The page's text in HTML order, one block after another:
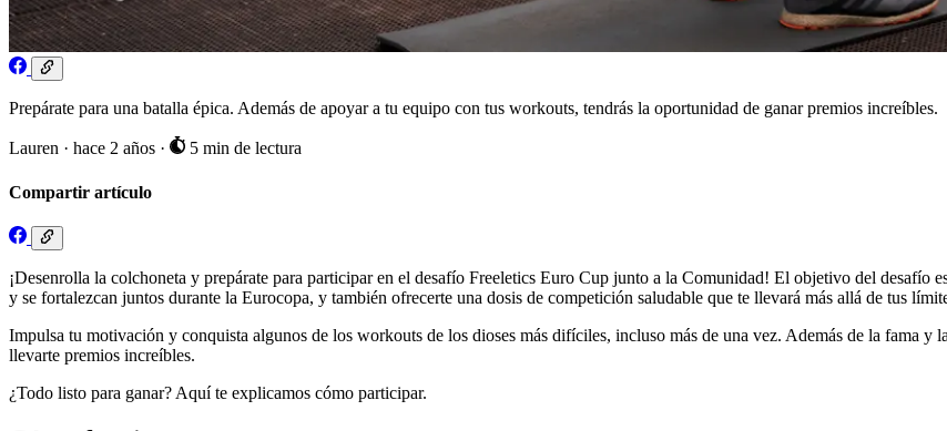
Prepárate para una batalla épica. Además de apoyar a tu equipo con tus workouts, tendrás la oportunidad de ganar premios increíbles.
Lauren · hace 2 años · 5 min de lectura
Compartir artículo
¡Desenrolla la colchoneta y prepárate para participar en el desafío Freeletics Euro Cup junto a la Comunidad! El objetivo del desafío
y se fortalezcan juntos durante la Eurocopa, y también ofrecerte una dosis de competición saludable que te llevará más allá de tus
Impulsa tu motivación y conquista algunos de los workouts de los dioses más difíciles, incluso más de una vez. Además de la fama y
llevarte premios increíbles.
¿Todo listo para ganar? Aquí te explicamos cómo participar.